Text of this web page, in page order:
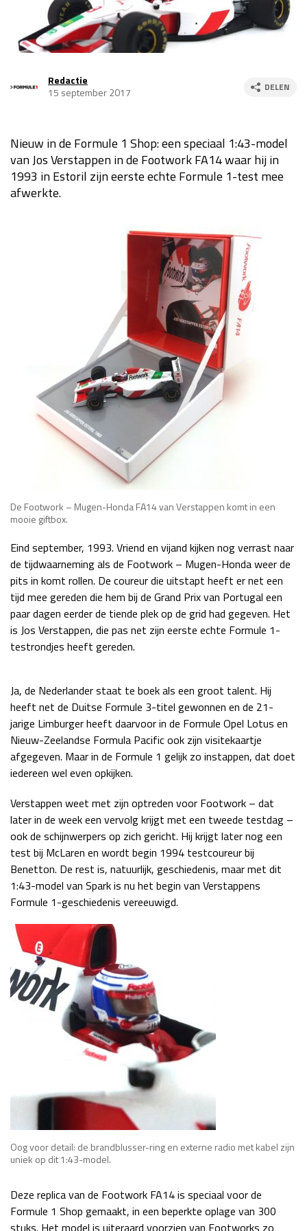
Race
za 13:00 - 15:00
Kwalificatie
za 23:00 - 00:00
Race
zo 21:00 - 23:00
30 okt - 01 nov
za 22:00 - 23:00
zo 21:00 - 23:00
Kwalificatie
za 19:00 - 20:00
LAS VEGAS GRAND PRIX 2026 20 - 22 nov
za 05:00 - 06:00
zo 05:00 - 07:00
GP QATAR 2026
Kwalificatie
Race
zo 17:00 - 19:00
GP ABU DHABI 2026 04 - 06 dec
Kwalificatie
za 15:00 - 16:00
Race
Redactie
15 september 2017
DELEN
Nieuw in de Formule 1 Shop: een speciaal 1:43-model
van Jos Verstappen in de Footwork FA14 waar hij in
1993 in Estoril zijn eerste echte Formule 1-test mee
afwerkte.
De Footwork – Mugen-Honda FA14 van Verstappen komt in een
mooie giftbox.
Eind september, 1993. Vriend en vijand kijken nog verrast naar
de tijdwaarneming als de Footwork – Mugen-Honda weer de
pits in komt rollen. De coureur die uitstapt heeft er net een
tijd mee gereden die hem bij de Grand Prix van Portugal een
paar dagen eerder de tiende plek op de grid had gegeven. Het
is Jos Verstappen, die pas net zijn eerste echte Formule 1-
testrondjes heeft gereden.
Ja, de Nederlander staat te boek als een groot talent. Hij
heeft net de Duitse Formule 3-titel gewonnen en de 21-
jarige Limburger heeft daarvoor in de Formule Opel Lotus en
Nieuw-Zeelandse Formula Pacific ook zijn visitekaartje
afgegeven. Maar in de Formule 1 gelijk zo instappen, dat doet
iedereen wel even opkijken.
Verstappen weet met zijn optreden voor Footwork – dat
later in de week een vervolg krijgt met een tweede testdag –
ook de schijnwerpers op zich gericht. Hij krijgt later nog een
test bij McLaren en wordt begin 1994 testcoureur bij
Benetton. De rest is, natuurlijk, geschiedenis, maar met dit
1:43-model van Spark is nu het begin van Verstappens
Formule 1-geschiedenis vereeuwigd.
Oog voor detail: de brandblusser-ring en externe radio met kabel zijn
uniek op dit 1:43-model.
Deze replica van de Footwork FA14 is speciaal voor de
Formule 1 Shop gemaakt, in een beperkte oplage van 300
stuks. Het model is uiteraard voorzien van Footworks zo